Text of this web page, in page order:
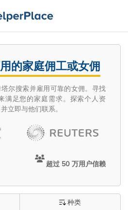
的家庭佣工或女佣
尔搜索并雇用可靠的女佣。寻找
满足您的家庭需求。探索个人资
立即与他们联系。
超过 50 万用户信赖
种类